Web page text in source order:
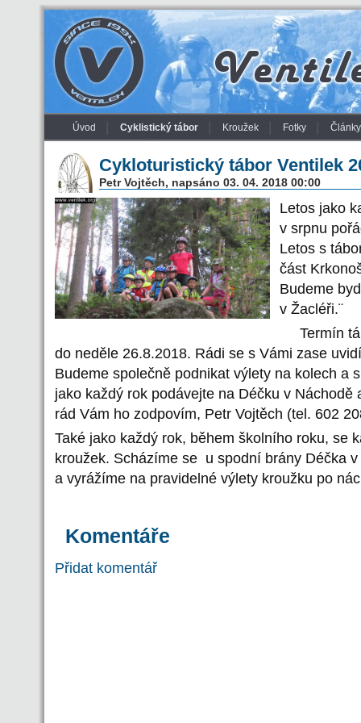
Úvod Cyklistický tábor Kroužek Fotky Články
Cykloturistický tábor Ventilek
Petr Vojtěch, napsáno 03. 04. 2018 00:00
Letos jako
v srpnu
Letos s
část
Budeme
v Žacléři.¨
Termín
do neděle 26.8.2018. Rádi se s Vámi zase
Budeme společně podnikat výlety na kolech a
jako každý rok podávejte na Déčku v Náchodě
rád Vám ho zodpovím, Petr Vojtěch (tel. 602
Také jako každý rok, během školního roku, se
kroužek. Scházíme se u spodní brány Déčka
a vyrážíme na pravidelné výlety kroužku po
Komentáře
Přidat komentář